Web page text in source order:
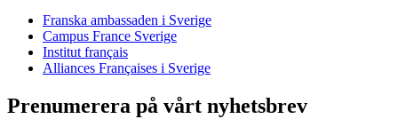
Franska ambassaden i Sverige
Campus France Sverige
Institut français
Alliances Françaises i Sverige
Prenumerera på vårt nyhetsbrev